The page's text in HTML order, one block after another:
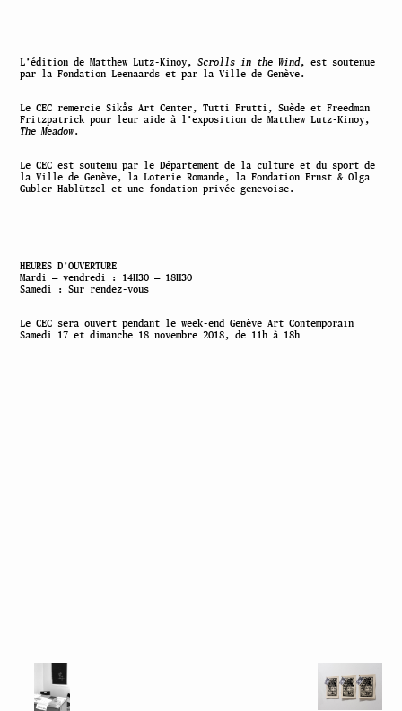
L’édition de Matthew Lutz-Kinoy,Scrolls in the Wind, est soutenue
par la Fondation Leenaards et par la Ville de Genève.
Le CEC remercie Sikås Art Center, Tutti Frutti, Suède et Freedman
Fritzpatrick pour leur aide à l’exposition de Matthew Lutz-Kinoy,
The Meadow.
Le CEC est soutenu par le Département de la culture et du sport de
la Ville de Genève, la Loterie Romande, la Fondation Ernst & Olga
Gubler-Hablützel et une fondation privée genevoise.
HEURES D’OUVERTURE
Mardi — vendredi : 14H30 — 18H30
Samedi : Sur rendez-vous
Le CEC sera ouvert pendant leweek-end Genève Art Contemporain
Samedi 17 et dimanche 18 novembre 2018, de 11h à 18h